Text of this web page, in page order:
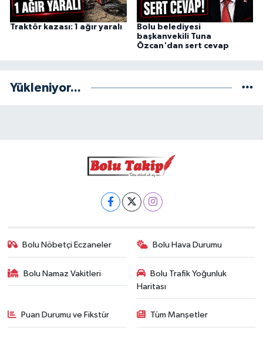
Traktör kazası: 1 ağır yaralı
Bolu belediyesi
başkanvekili Tuna
Özcan'dan sert cevap
Yükleniyor...
Bolu Nöbetçi Eczaneler Bolu Hava Durumu
Bolu Namaz Vakitleri
Bolu Trafik Yoğunluk
Haritası
Puan Durumu ve Fikstür Tüm Manşetler